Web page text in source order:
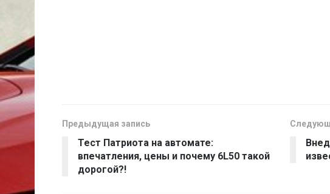
Предыдущая запись
Тест Патриота на автомате:
впечатления, цены и почему 6L50 такой
дорогой?!